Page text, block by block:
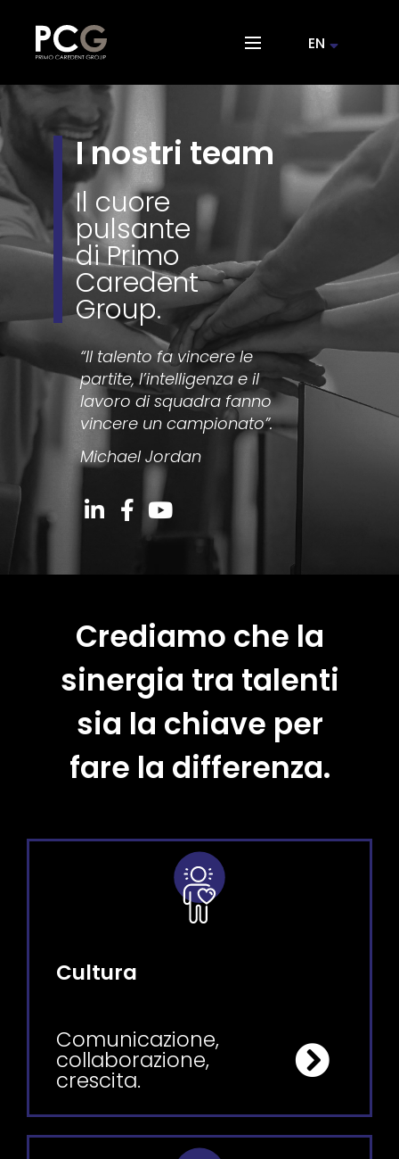
EN
I nostri team
Il cuore
pulsante
di Primo
Caredent
Group.
“Il talento fa vincere le
partite, l’intelligenza e il
lavoro di squadra fanno
vincere un campionato”.
Michael Jordan
Crediamo che la
sinergia tra talenti
sia la chiave per
fare la differenza.
Cultura
Comunicazione,
collaborazione,
crescita.